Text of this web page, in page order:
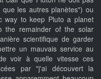
les autres planètes") ou
way to keep Pluto a planet
the remainder of the solar
scientifique de garder
un mauvais service au
voir à quelle vitesse ces
par "j'ai découvert la